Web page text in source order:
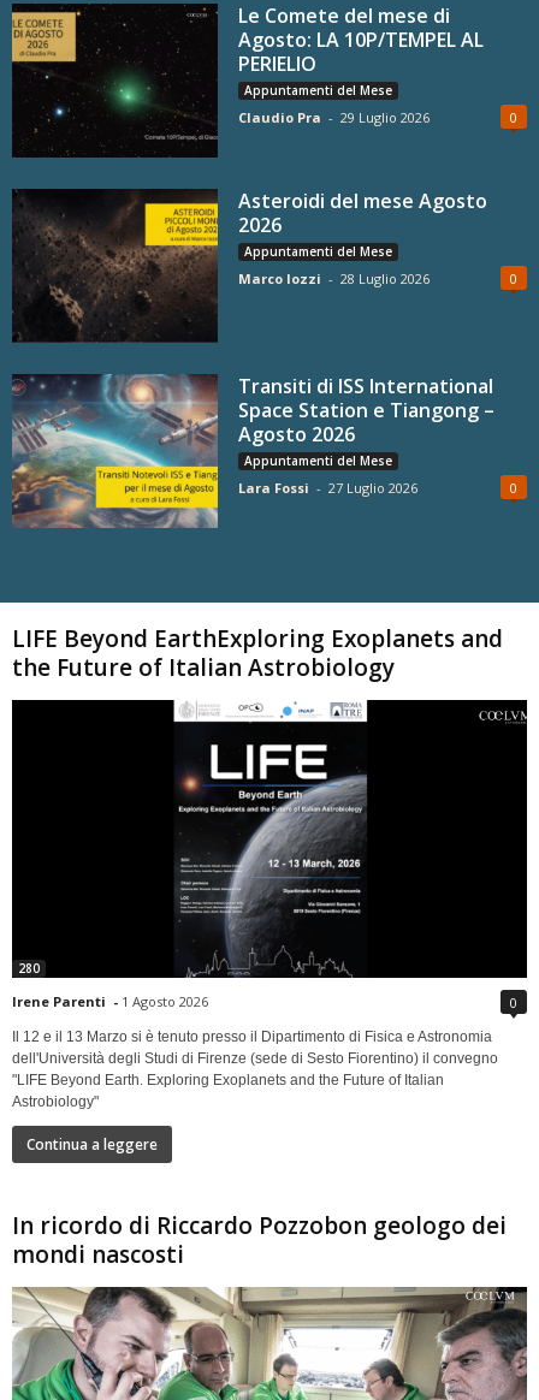
Le Comete del mese di
Agosto: LA 10P/TEMPEL AL
PERIELIO
Appuntamenti del Mese
Claudio Pra - 29 Luglio 2026 0
Asteroidi del mese Agosto
2026
Appuntamenti del Mese
Marco Iozzi - 28 Luglio 2026 0
Transiti di ISS International
Space Station e Tiangong –
Agosto 2026
Appuntamenti del Mese
Lara Fossi - 27 Luglio 2026 0
LIFE Beyond EarthExploring Exoplanets and
the Future of Italian Astrobiology
280
Irene Parenti - 1 Agosto 2026 0
Il 12 e il 13 Marzo si è tenuto presso il Dipartimento di Fisica e Astronomia
dell'Università degli Studi di Firenze (sede di Sesto Fiorentino) il convegno
"LIFE Beyond Earth. Exploring Exoplanets and the Future of Italian
Astrobiology"
Continua a leggere
In ricordo di Riccardo Pozzobon geologo dei
mondi nascosti